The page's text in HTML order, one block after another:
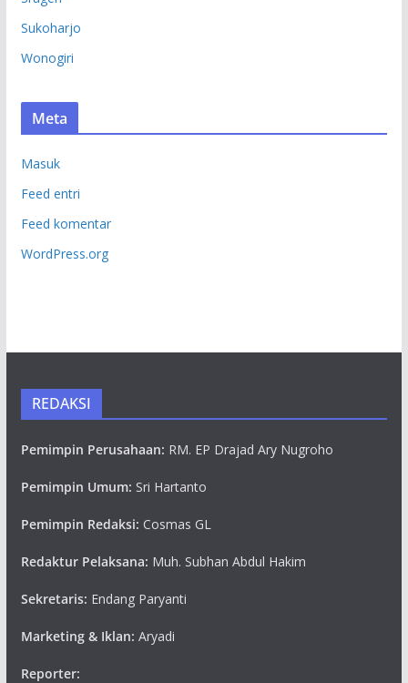
Sukoharjo
Wonogiri
Meta
Masuk
Feed entri
Feed komentar
WordPress.org
REDAKSI
Pemimpin Perusahaan: RM. EP Drajad Ary Nugroho
Pemimpin Umum: Sri Hartanto
Pemimpin Redaksi: Cosmas GL
Redaktur Pelaksana: Muh. Subhan Abdul Hakim
Sekretaris: Endang Paryanti
Marketing & Iklan: Aryadi
Reporter: